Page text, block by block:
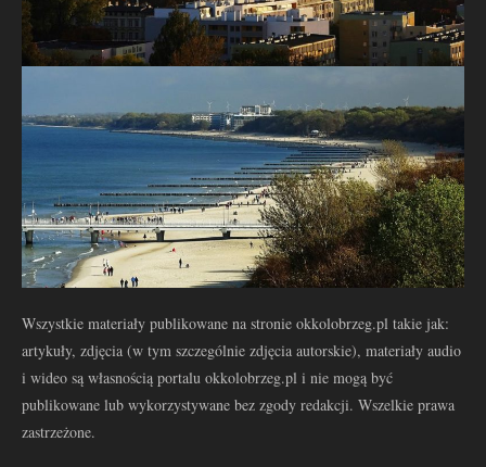
Wszystkie materiały publikowane na stronie okkolobrzeg.pl takie jak:
artykuły, zdjęcia (w tym szczególnie zdjęcia autorskie), materiały audio
i wideo są własnością portalu okkolobrzeg.pl i nie mogą być
publikowane lub wykorzystywane bez zgody redakcji. Wszelkie prawa
zastrzeżone.